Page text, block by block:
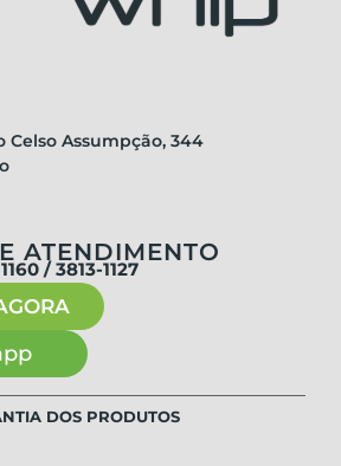
Celso Assumpção, 344
ATENDIMENTO
/ 3813-1127
DOS PRODUTOS